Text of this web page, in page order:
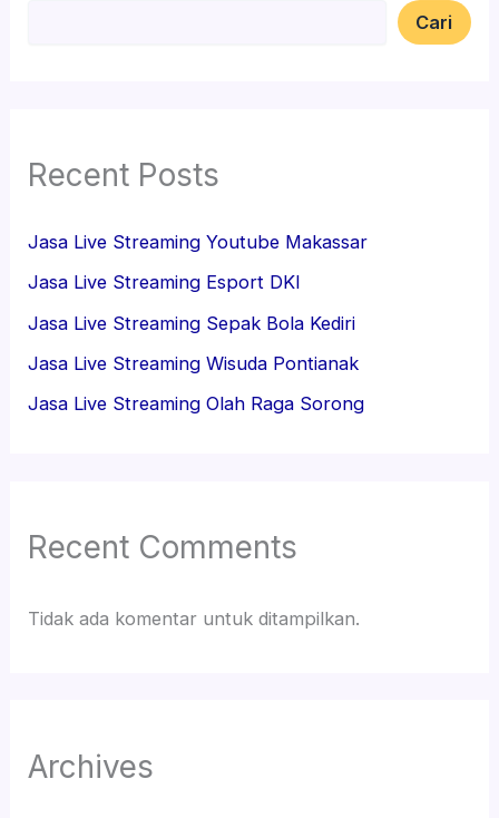
Cari
Recent Posts
Jasa Live Streaming Youtube Makassar
Jasa Live Streaming Esport DKI
Jasa Live Streaming Sepak Bola Kediri
Jasa Live Streaming Wisuda Pontianak
Jasa Live Streaming Olah Raga Sorong
Recent Comments
Tidak ada komentar untuk ditampilkan.
Archives